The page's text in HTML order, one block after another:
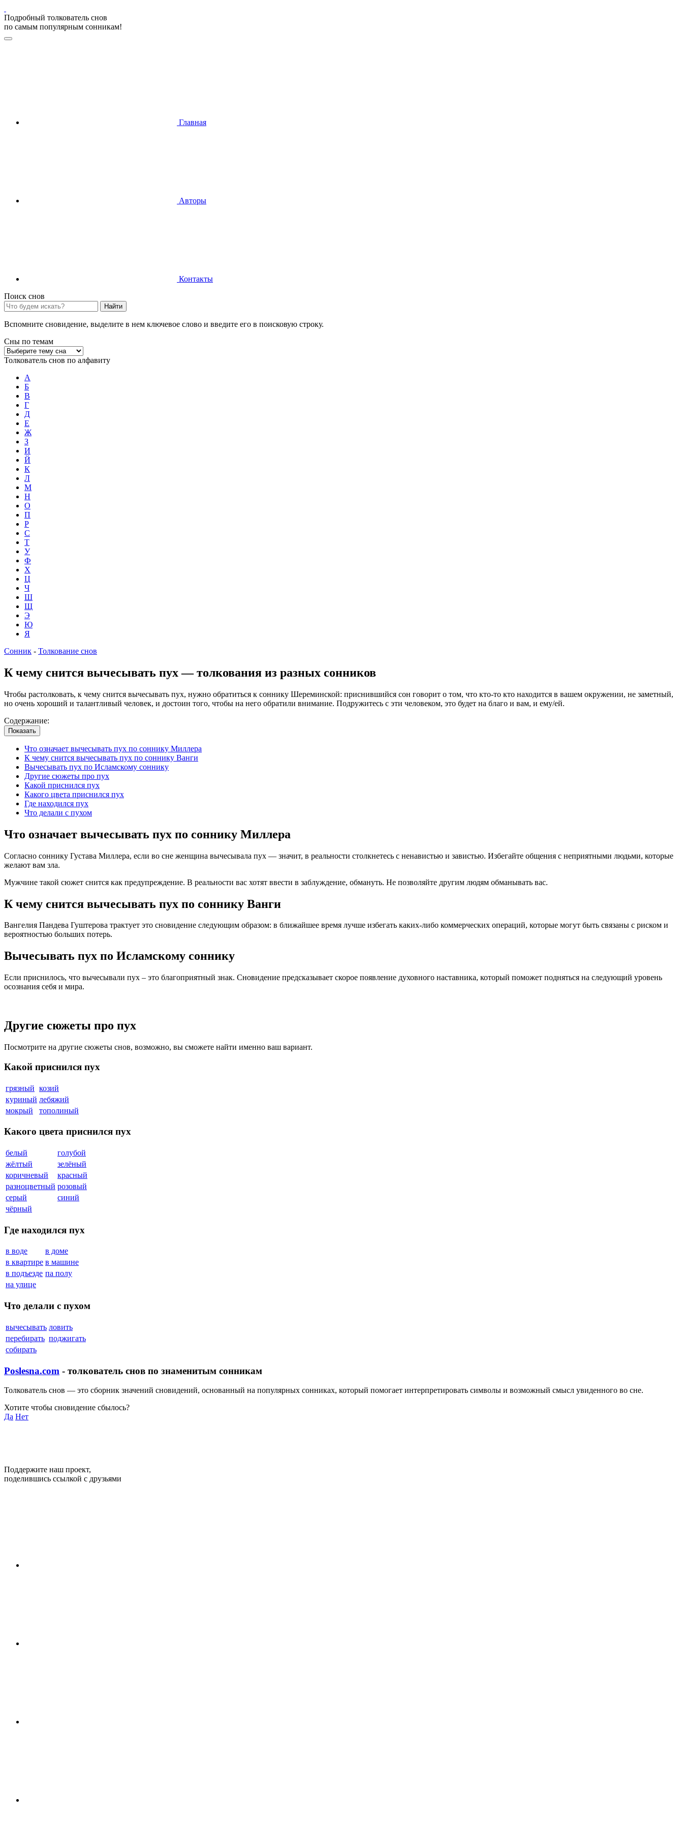
Подробный толкователь снов
по самым популярным сонникам!
Главная
Авторы
Контакты
Поиск снов
Найти
Вспомните сновидение, выделите в нем ключевое слово и введите его в поисковую строку.
Сны по темам
Толкователь снов по алфавиту
А
Б
В
Г
Д
Е
Ж
З
И
Й
К
Л
М
Н
О
П
Р
С
Т
У
Ф
Х
Ц
Ч
Ш
Щ
Э
Ю
Я
Сонник - Толкование снов
К чему снится вычесывать пух — толкования из разных сонников
Чтобы растолковать, к чему снится вычесывать пух, нужно обратиться к соннику Шереминской: приснившийся сон говорит о том, что кто-то кто находится в вашем окружении, не заметный,
но очень хороший и талантливый человек, и достоин того, чтобы на него обратили внимание. Подружитесь с эти человеком, это будет на благо и вам, и ему/ей.
Содержание:
Показать
Что означает вычесывать пух по соннику Миллера
К чему снится вычесывать пух по соннику Ванги
Вычесывать пух по Исламскому соннику
Другие сюжеты про пух
Какой приснился пух
Какого цвета приснился пух
Где находился пух
Что делали с пухом
Что означает вычесывать пух по соннику Миллера
Согласно соннику Густава Миллера, если во сне женщина вычесывала пух — значит, в реальности столкнетесь с ненавистью и завистью. Избегайте общения с неприятными людьми, которые
желают вам зла.
Мужчине такой сюжет снится как предупреждение. В реальности вас хотят ввести в заблуждение, обмануть. Не позволяйте другим людям обманывать вас.
К чему снится вычесывать пух по соннику Ванги
Вангелия Пaндева Гуштерова трактует это сновидение следующим образом: в ближайшее время лучше избегать каких-либо коммерческих операций, которые могут быть связаны с риском и
вероятностью больших потерь.
Вычесывать пух по Исламскому соннику
Если приснилось, что вычесывали пух – это благоприятный знак. Сновидение предсказывает скорое появление духовного наставника, который поможет подняться на следующий уровень
осознания себя и мира.
Другие сюжеты про пух
Посмотрите на другие сюжеты снов, возможно, вы сможете найти именно ваш вариант.
Какой приснился пух
грязный козий
куриный лебяжий
мокрый
тополиный
Какого цвета приснился пух
белый
голубой
жёлтый
зелёный
коричневый
красный
разноцветный розовый
серый
синий
чёрный
Где находился пух
в воде
в доме
в квартире в машине
в подъезде па полу
на улице
Что делали с пухом
вычесывать ловить
перебирать поджигать
собирать
Poslesna.com - толкователь снов по знаменитым сонникам
Толкователь снов — это сборник значений сновидений, основанный на популярных сонниках, который помогает интерпретировать символы и возможный смысл увиденного во сне.
Хотите чтобы сновидение сбылось?
Да Нет
Поддержите наш проект,
поделившись ссылкой с друзьями